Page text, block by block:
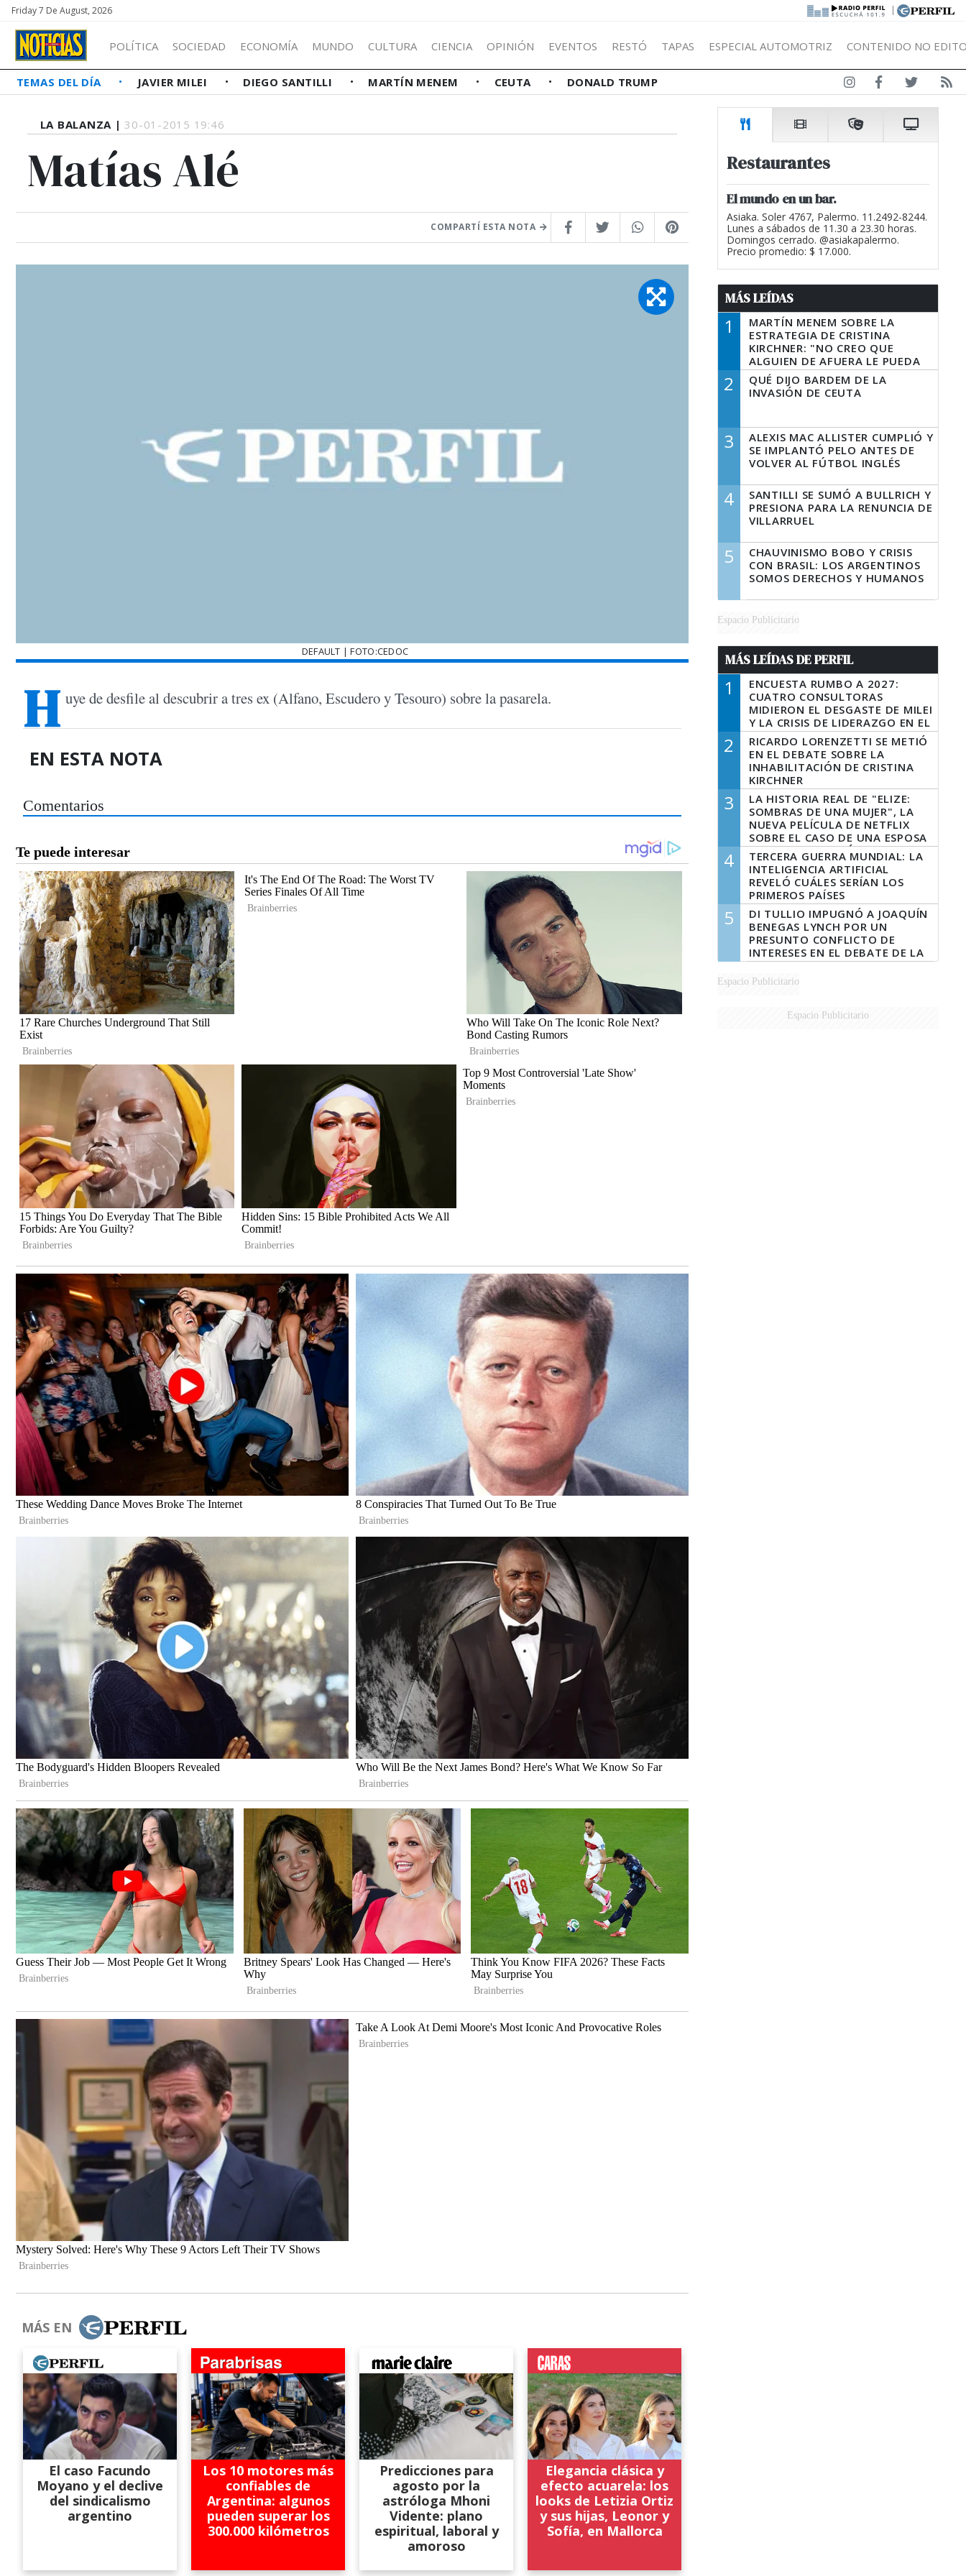
Friday 7 De August, 2026 |
POLÍTICA SOCIEDAD ECONOMÍA MUNDO CULTURA CIENCIA OPINIÓN EVENTOS RESTÓ TAPAS ESPECIAL AUTOMOTRIZ CONTENIDO NO
TEMAS DEL DÍA JAVIER MILEI DIEGO SANTILLI MARTÍN MENEM CEUTA DONALD TRUMP
LA BALANZA |30-01-2015 19:46
Matías Alé
COMPARTÍ ESTA NOTA
DEFAULT | FOTO:CEDOC
H uye de desfile al descubrir a tres ex (Alfano, Escudero y Tesouro) sobre la pasarela.
EN ESTA NOTA
Comentarios
MÁS EN
El caso Facundo
Moyano y el declive
del sindicalismo
argentino
Los 10 motores más
confiables de
Argentina: algunos
pueden superar los
300.000 kilómetros
Predicciones para
agosto por la
astróloga Mhoni
Vidente: plano
espiritual, laboral y
amoroso
Elegancia clásica y
efecto acuarela: los
looks de Letizia Ortiz
y sus hijas, Leonor y
Sofía, en Mallorca
Restaurantes
El mundo en un bar.
Asiaka. Soler 4767, Palermo. 11.2492-8244.
Lunes a sábados de 11.30 a 23.30 horas.
Domingos cerrado. @asiakapalermo.
Precio promedio: $ 17.000.
MÁS LEÍDAS
1
MARTÍN MENEM SOBRE LA
ESTRATEGIA DE CRISTINA
KIRCHNER: "NO CREO QUE
ALGUIEN DE AFUERA LE PUEDA
DECIR A LA JUSTICIA LO QUE
TIENE QUE HACER"
2
QUÉ DIJO BARDEM DE LA
INVASIÓN DE CEUTA
3
ALEXIS MAC ALLISTER CUMPLIÓ Y
SE IMPLANTÓ PELO ANTES DE
VOLVER AL FÚTBOL INGLÉS
4
SANTILLI SE SUMÓ A BULLRICH Y
PRESIONA PARA LA RENUNCIA DE
VILLARRUEL
5
CHAUVINISMO BOBO Y CRISIS
CON BRASIL: LOS ARGENTINOS
SOMOS DERECHOS Y HUMANOS
Espacio Publicitario
MÁS LEÍDAS DE PERFIL
1
ENCUESTA RUMBO A 2027:
CUATRO CONSULTORAS
MIDIERON EL DESGASTE DE MILEI
Y LA CRISIS DE LIDERAZGO EN EL
PERONISMO
2
RICARDO LORENZETTI SE METIÓ
EN EL DEBATE SOBRE LA
INHABILITACIÓN DE CRISTINA
KIRCHNER
3
LA HISTORIA REAL DE "ELIZE:
SOMBRAS DE UNA MUJER", LA
NUEVA PELÍCULA DE NETFLIX
SOBRE EL CASO DE UNA ESPOSA
QUE DESCUARTIZÓ A SU
MARIDO
4
TERCERA GUERRA MUNDIAL: LA
INTELIGENCIA ARTIFICIAL
REVELÓ CUÁLES SERÍAN LOS
PRIMEROS PAÍSES
LATINOAMERICANOS EN SER
DERROTADOS
5
DI TULLIO IMPUGNÓ A JOAQUÍN
BENEGAS LYNCH POR UN
PRESUNTO CONFLICTO DE
INTERESES EN EL DEBATE DE LA
LEY DE TIERRAS
Espacio Publicitario
Espacio Publicitario